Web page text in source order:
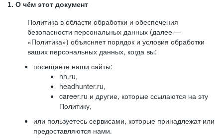
1. О чём этот документ
Политика в области обработки и обеспечения
безопасности персональных данных (далее —
«Политика») объясняет порядок и условия обработки
ваших персональных данных, когда вы:
посещаете наши сайты:
hh.ru,
headhunter.ru,
career.ru и другие, которые ссылаются на эту
Политику,
или пользуетесь сервисами, которые принадлежат или
предоставляются нами.